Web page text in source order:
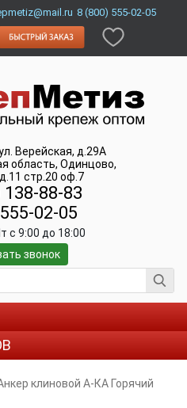
8 (800) 555-02-05
Верейская, д.29А
область, Одинцово,
стр.20 оф.7
138-88-83
02-05
c 9:00 до 18:00
звонок
клиновой А-КА Горячий